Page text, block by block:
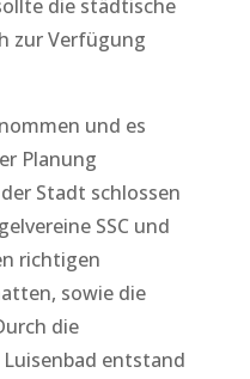
die städtische
zur Verfügung
und es
Planung
Stadt schlossen
SSC und
richtigen
sowie die
die
entstand